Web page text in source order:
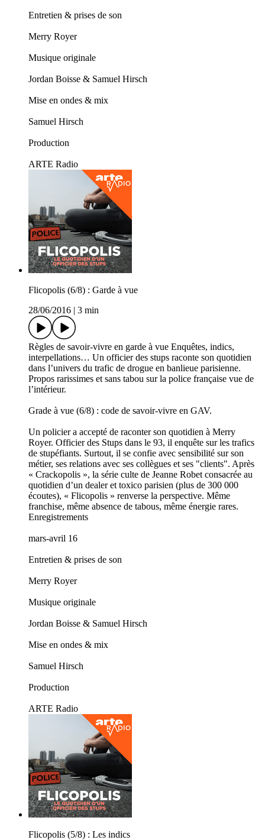
Entretien & prises de son
Merry Royer
Musique originale
Jordan Boisse & Samuel Hirsch
Mise en ondes & mix
Samuel Hirsch
Production
ARTE Radio
Flicopolis (6/8) : Garde à vue
28/06/2016
3 min
Règles de savoir-vivre en garde à vue Enquêtes, indics,
interpellations… Un officier des stups raconte son quotidien
dans l’univers du trafic de drogue en banlieue parisienne.
Propos rarissimes et sans tabou sur la police française vue de
l’intérieur.
Grade à vue (6/8) : code de savoir-vivre en GAV.
Un policier a accepté de raconter son quotidien à Merry
Royer. Officier des Stups dans le 93, il enquête sur les trafics
de stupéfiants. Surtout, il se confie avec sensibilité sur son
métier, ses relations avec ses collègues et ses "clients". Après
« Crackopolis », la série culte de Jeanne Robet consacrée au
quotidien d’un dealer et toxico parisien (plus de 300 000
écoutes), « Flicopolis » renverse la perspective. Même
franchise, même absence de tabous, même énergie rares.
Enregistrements
mars-avril 16
Entretien & prises de son
Merry Royer
Musique originale
Jordan Boisse & Samuel Hirsch
Mise en ondes & mix
Samuel Hirsch
Production
ARTE Radio
Flicopolis (5/8) : Les indics